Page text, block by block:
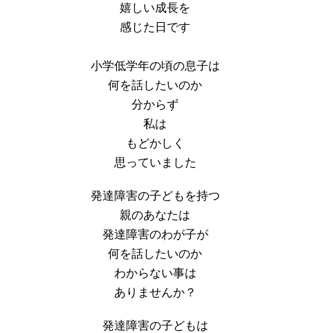
嬉しい成長を
感じた日です
小学低学年の頃の息子は
何を話したいのか
分からず
私は
もどかしく
思っていました
発達障害の子どもを持つ
親のあなたは
発達障害のわが子が
何を話したいのか
わからない事は
ありませんか？
発達障害の子どもは